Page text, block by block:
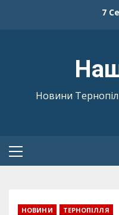
7
Новини
Primary
НОВИНИ ТЕРНОПІЛЛЯ